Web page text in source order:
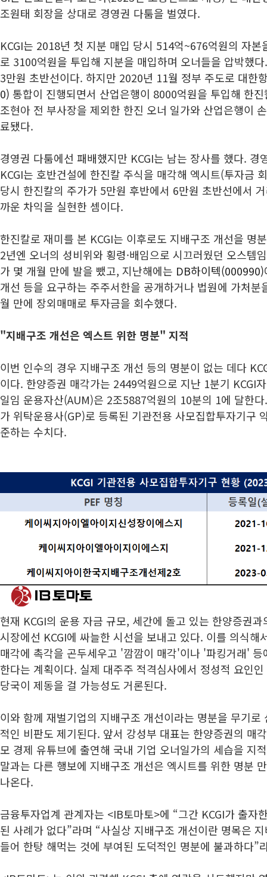
조원태 회장을 상대로 경영권 다툼을 벌였다.
KCGI는 2018년 첫 지분 매입 당시 514억~676억원의 자
로 3100억원을 투입해 지분을 매입하며 오너들을 압박했
3만원 초반선이다. 하지만 2020년 11월 정부 주도로 대한
0) 통합이 진행되면서 산업은행이 8000억원을 투입해 한
조현아 전 부사장을 제외한 한진 오너 일가와 산업은행이
료됐다.
경영권 다툼에선 패배했지만 KCGI는 남는 장사를 했다. 경
KCGI는 호반건설에 한진칼 주식을 매각해 엑시트(투자금
당시 한진칼의 주가가 5만원 후반에서 6만원 초반선에서
까운 차익을 실현한 셈이다.
한진칼로 재미를 본 KCGI는 이후로도 지배구조 개선을 명
2년엔 오너의 성비위와 횡령·배임으로 시끄러웠던 오스템
가 몇 개월 만에 발을 뺐고, 지난해에는 DB하이텍(000990)
개선 등을 요구하는 주주서한을 공개하거나 법원에 가처
월 만에 장외매매로 투자금을 회수했다.
"지배구조 개선은 엑스트 위한 명분" 지적
이번 인수의 경우 지배구조 개선 등의 명분이 없는 데다
이다. 한양증권 매각가는 2449억원으로 지난 1분기 KCGI
일임 운용자산(AUM)은 2조5887억원의 10분의 1에 달한
가 위탁운용사(GP)로 등록된 기관전용 사모집합투자기구
준하는 수치다.
현재 KCGI의 운용 자금 규모, 세간에 돌고 있는 한양증권
시장에선 KCGI에 싸늘한 시선을 보내고 있다. 이를 의식해
매각에 촉각을 곤두세우고 '깜깜이 매각'이나 '파킹거래'
한다는 계획이다. 실제 대주주 적격심사에서 정성적 요인
당국이 제동을 걸 가능성도 거론된다.
이와 함께 재벌기업의 지배구조 개선이라는 명분을 무기로
적인 비판도 제기된다. 앞서 강성부 대표는 한양증권의 매
모 경제 유튜브에 출연해 국내 기업 오너일가의 세습을 지
말과는 다른 행보에 지배구조 개선은 엑시트를 위한 명분
나온다.
금융투자업계 관계자는 <IB토마토>에 “그간 KCGI가 출자
된 사례가 없다”라며 “사실상 지배구조 개선이란 명목은
들어 한탕 해먹는 것에 부여된 도덕적인 명분에 불과하다”